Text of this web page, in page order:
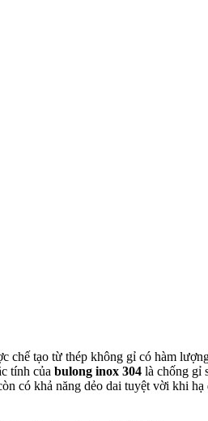
chế tạo từ thép không gỉ có hàm
tính của bulong inox 304 là chống gỉ
có khả năng dẻo dai tuyệt vời khi